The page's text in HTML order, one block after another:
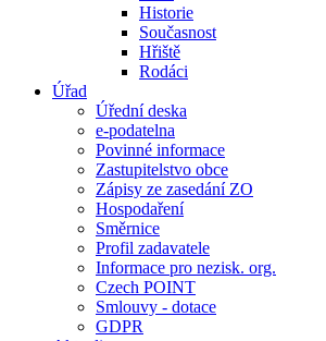
Historie
Současnost
Hřiště
Rodáci
Úřad
Úřední deska
e-podatelna
Povinné informace
Zastupitelstvo obce
Zápisy ze zasedání ZO
Hospodaření
Směrnice
Profil zadavatele
Informace pro nezisk. org.
Czech POINT
Smlouvy - dotace
GDPR